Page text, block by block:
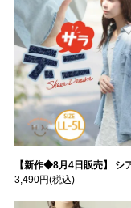
【新作◆8月4日販売】 シアーデニムで お洒落に肌隠し | 大きいサイズの通販な
3,490円(税込)